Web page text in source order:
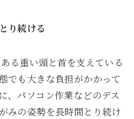
り続ける
る重い頭と首を支えている
でも大きな負担がかかって
、パソコン作業などのデス
みの姿勢を長時間とり続け